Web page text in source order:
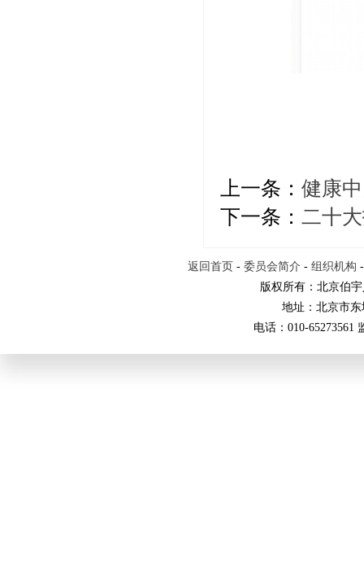
上一条： 健康
下一条： 二十
返回首页 -委员会简介 -组织机构
版权所有：北京伯
地址：北京市
电话：010-65273561